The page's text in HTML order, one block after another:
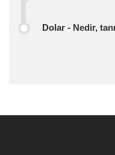
Dolar - Nedir,